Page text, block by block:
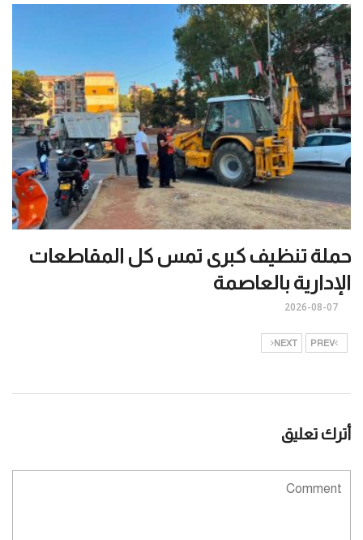
حملة تنظيف كبرى تمس كل المقاطعات
الإدارية بالعاصمة
2026-08-07
PREV
NEXT
أترك تعليق